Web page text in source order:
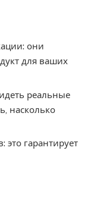
они
для ваших
реальные
насколько
это гарантирует